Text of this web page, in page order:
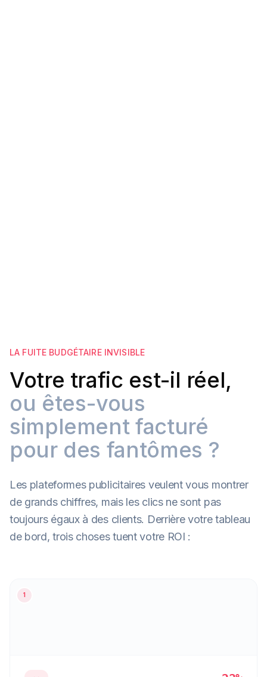
LA FUITE BUDGÉTAIRE INVISIBLE
Votre trafic est-il réel,
ou êtes-vous
simplement facturé
pour des fantômes ?
Les plateformes publicitaires veulent vous montrer
de grands chiffres, mais les clics ne sont pas
toujours égaux à des clients. Derrière votre tableau
de bord, trois choses tuent votre ROI :
1